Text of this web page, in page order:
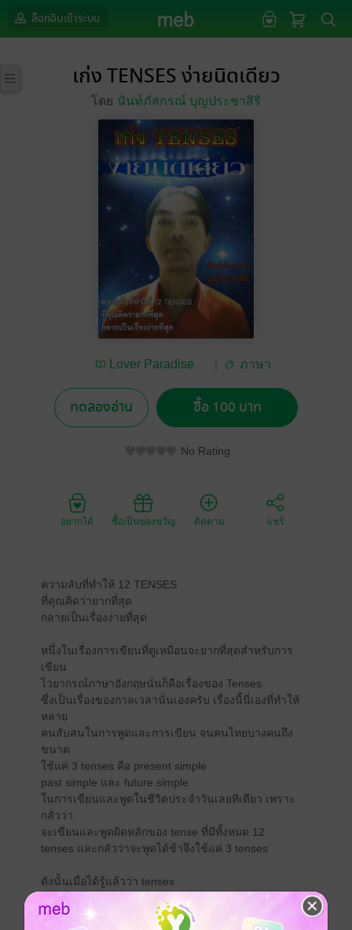
ล็อกอินเข้าระบบ
เก่ง TENSES ง่ายนิดเดียว
โดย นันท์ภัสกรณ์ บุญประชาสิริ
Lover Paradise
ภาษา
ทดลองอ่าน ซื้อ 100 บาท
No Rating
อยากได้ ซื้อเป็นของขวัญ ติดตาม แชร์
ความลับที่ทำให้ 12 TENSES
ที่คุณคิดว่ายากที่สุด
กลายเป็นเรื่องง่ายที่สุด
หนึ่งในเรื่องการเขียนที่ดูเหมือนจะยากที่สุดสำหรับการ
เขียน
ไวยากรณ์ภาษาอังกฤษนั่นก็คือเรื่องของ Tenses
ซึ่งเป็นเรื่องของกาลเวลานั่นเองครับ เรื่องนี้นี่เองที่ทำให้
หลาย
คนสับสนในการพูดและการเขียน จนคนไทยบางคนถึง
ขนาด
ใช้แค่ 3 tenses คือ present simple
past simple และ future simple
ในการเขียนและพูดในชีวิตประจำวันเลยทีเดียว เพราะ
กลัวว่า
จะเขียนและพูดผิดหลักของ tense ที่มีทั้งหมด 12
tenses และกลัวว่าจะพูดได้ช้าจึงใช้แค่ 3 tenses
ดังนั้นเมื่อได้รู้แล้วว่า tenses
เป็นเรื่องที่ยากที่สุดสำหรับการเขียนไวยากรณ์ภาษา
อังกฤษ